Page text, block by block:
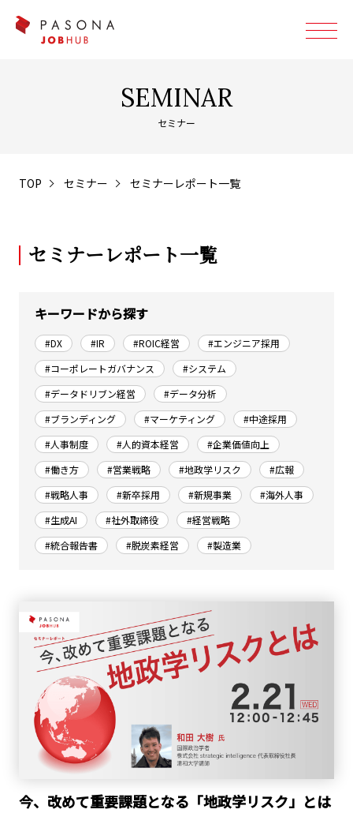
SEMINAR
セミナー
TOP セミナー セミナーレポート一覧
セミナーレポート一覧
キーワードから探す
#DX #IR #ROIC経営
#エンジニア採用
#コーポレートガバナンス
#システム
#データドリブン経営
#データ分析
#ブランディング
#マーケティング
#中途採用
#人事制度
#人的資本経営
#企業価値向上
#働き方
#営業戦略 #地政学リスク
#広報
#戦略人事
#新卒採用 #新規事業
#海外人事
#生成AI
#社外取締役
#経営戦略
#統合報告書
#脱炭素経営 #製造業
今、改めて重要課題となる「地政学リスク」とは